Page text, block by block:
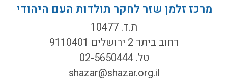
מרכז זלמן שזר לחקר תולדות העם היהודי
ת.ד. 10477
רחוב ביתר 2 ירושלים 9110401
טל. 02-5650444
shazar@shazar.org.il